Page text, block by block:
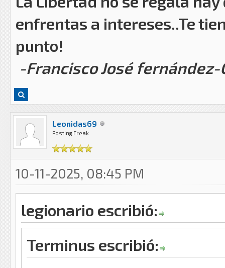
enfrentas a intereses..Te
punto!
-Francisco José
Leonidas69
Posting Freak
10-11-2025, 08:45 PM
legionario escribió:
Terminus escribió: